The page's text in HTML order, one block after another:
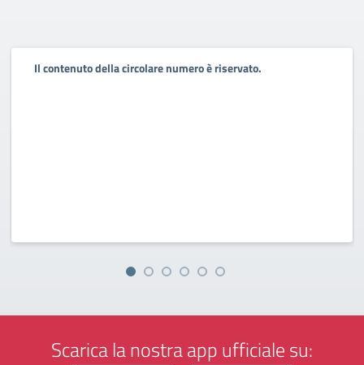
Il contenuto della circolare numero è riservato.
Scarica la nostra app ufficiale su: